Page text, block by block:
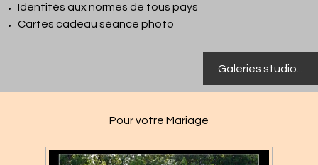
Identités aux normes de tous pays
Cartes cadeau séance photo.
Galeries studio...
Pour votre Mariage